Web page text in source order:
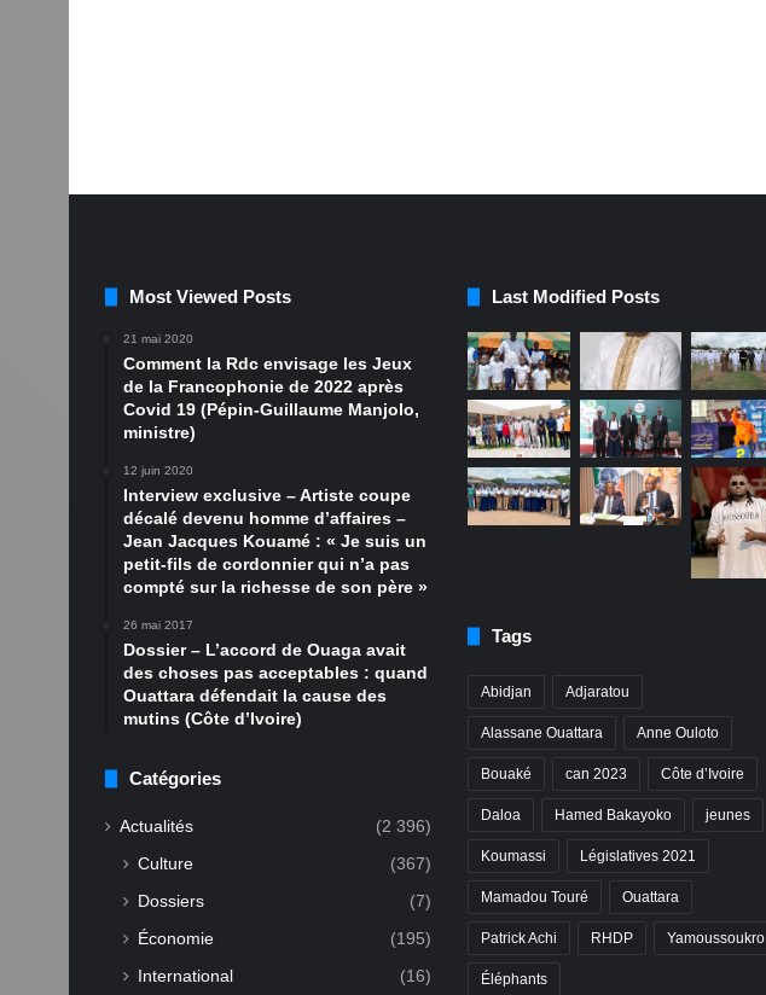
Most Viewed Posts
21 mai 2020
Comment la Rdc envisage les Jeux
de la Francophonie de 2022 après
Covid 19 (Pépin-Guillaume Manjolo,
ministre)
12 juin 2020
Interview exclusive – Artiste coupe
décalé devenu homme d’affaires –
Jean Jacques Kouamé : « Je suis un
petit-fils de cordonnier qui n’a pas
compté sur la richesse de son père »
26 mai 2017
Dossier – L’accord de Ouaga avait
des choses pas acceptables : quand
Ouattara défendait la cause des
mutins (Côte d’Ivoire)
Catégories
Actualités (2 396)
Culture
(367)
Dossiers
(7)
Économie
(195)
International
(16)
Last Modified Posts
Tags
Abidjan Adjaratou
Alassane Ouattara Anne Ouloto
Bouaké can 2023 Côte d’Ivoire
Daloa Hamed Bakayoko jeunes
Koumassi Législatives 2021
Mamadou Touré Ouattara
Patrick Achi RHDP Yamoussoukro
Éléphants